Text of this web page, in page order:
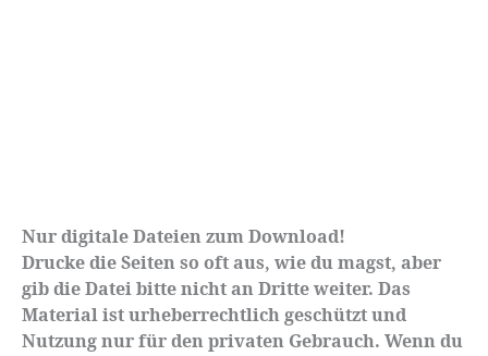
Nur digitale Dateien zum Download!
Drucke die Seiten so oft aus, wie du magst, aber
gib die Datei bitte nicht an Dritte weiter. Das
Material ist urheberrechtlich geschützt und
Nutzung nur für den privaten Gebrauch. Wenn du